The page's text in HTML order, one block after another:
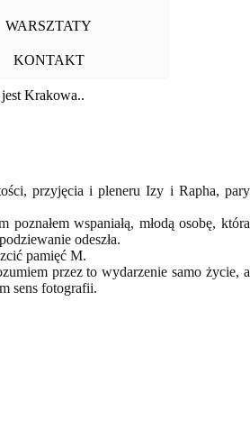
WARSZTATY
KONTAKT
Krakowa..
przyjęcia i pleneru Izy i Rapha, pary
wspaniałą, młodą osobę, która
odeszła.
pamięć M.
przez to wydarzenie samo życie, a
sens fotografii.